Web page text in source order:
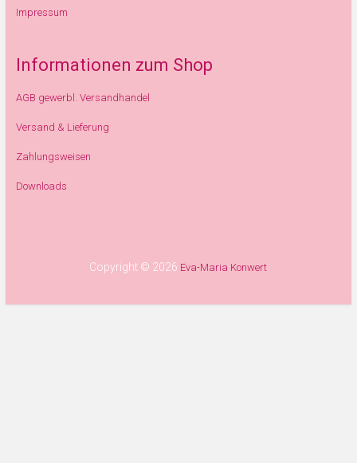
Impressum
Informationen zum Shop
AGB gewerbl. Versandhandel
Versand & Lieferung
Zahlungsweisen
Downloads
Copyright © 2026 Eva-Maria Konwert